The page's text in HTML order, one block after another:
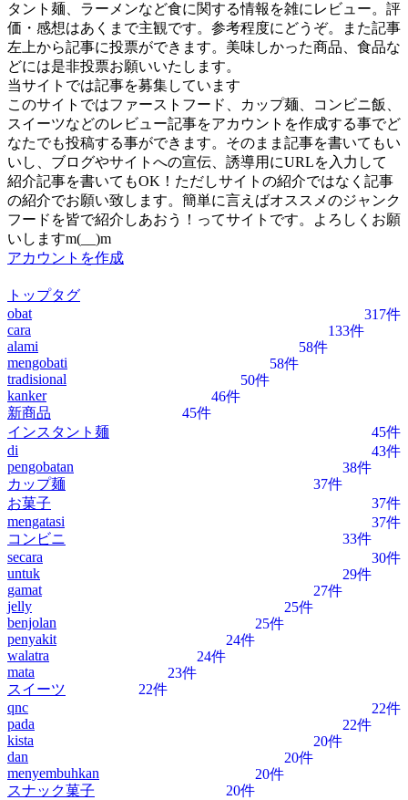
タント麺、ラーメンなど食に関する情報を雑にレビュー。評
価・感想はあくまで主観です。参考程度にどうぞ。また記事
左上から記事に投票ができます。美味しかった商品、食品な
どには是非投票お願いいたします。
当サイトでは記事を募集しています
このサイトではファーストフード、カップ麺、コンビニ飯、
スイーツなどのレビュー記事をアカウントを作成する事でど
なたでも投稿する事ができます。そのまま記事を書いてもい
いし、ブログやサイトへの宣伝、誘導用にURLを入力して
紹介記事を書いてもOK！ただしサイトの紹介ではなく記事
の紹介でお願い致します。簡単に言えばオススメのジャンク
フードを皆で紹介しあおう！ってサイトです。よろしくお願
いしますm(__)m
アカウントを作成
トップタグ
obat
317件
cara
133件
alami
58件
mengobati
58件
tradisional
50件
kanker
46件
新商品
45件
インスタント麺
45件
di
43件
pengobatan
38件
カップ麺
37件
お菓子
37件
mengatasi
37件
コンビニ
33件
secara
30件
untuk
29件
gamat
27件
jelly
25件
benjolan
25件
penyakit
24件
walatra
24件
mata
23件
スイーツ
22件
qnc
22件
pada
22件
kista
20件
dan
20件
menyembuhkan
20件
スナック菓子
20件